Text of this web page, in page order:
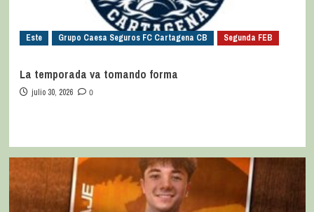
Este Grupo Caesa Seguros FC Cartagena CB Segunda FEB
La temporada va tomando forma
julio 30, 2026 0